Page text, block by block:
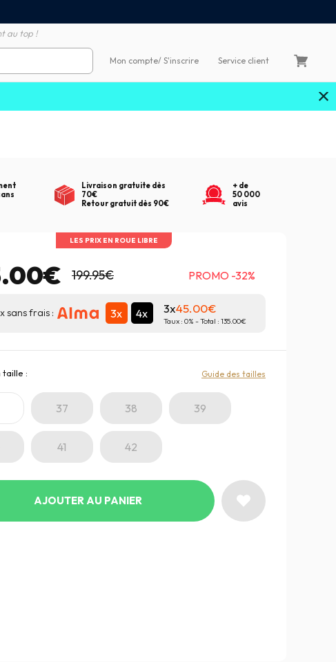
au top !
Mon compte/ S'inscrire Service client
Livraison gratuite dès
70€
Retour gratuit dès 90€
+ de
50 000
avis
LES PRIX EN ROUE LIBRE
199.95€ PROMO -32%
sans frais : 3x 4x 3x45.00
Taux : 0% - Total : 135.00
taille :
37 38 39
41 42
Guide des tailles
AJOUTER AU PANIER